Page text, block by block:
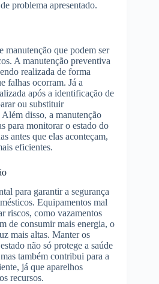
problema apresentado.
manutenção que podem ser
A manutenção preventiva
realizada de forma
falhas ocorram. Já a
após a identificação de
ou substituir
disso, a manutenção
para monitorar o estado do
antes que elas aconteçam,
eficientes.
para garantir a segurança
Equipamentos mal
riscos, como vazamentos
de consumir mais energia, o
mais altas. Manter os
não só protege a saúde
também contribui para a
já que aparelhos
recursos.